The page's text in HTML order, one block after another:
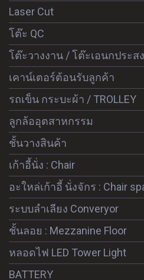
Laser Cut
โต๊ะ QC
โต๊ะวางงาน / โต๊ะเอนกประส
เคาน์เตอร์ต้อนรับลูกค้า
รถเข็น กระบะผ้า / TROLLEY
ลูกล้ออุตสาหกรรม
ชั้นวางสินค้า
เก้าอี้นั่ง : Chair
อะใหล่เก้าอี้ นั่งจักร : Chair
ระบบลำเลียง Converyor
ชั้นลอย : Mezzanine Floor
หลอดไฟ LED Tower Light
BATTERY